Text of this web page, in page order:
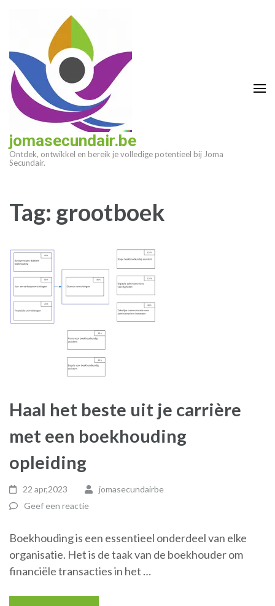
(druk
enter)
jomasecundair.be
Ontdek, ontwikkel en bereik je volledige potentieel bij Joma
Secundair.
Tag: grootboek
Haal het beste uit je carrière
met een boekhouding
opleiding
22 apr,2023
jomasecundairbe
Geef een reactie
Boekhouding is een essentieel onderdeel van elke
organisatie. Het is de taak van de boekhouder om
financiële transacties in het …